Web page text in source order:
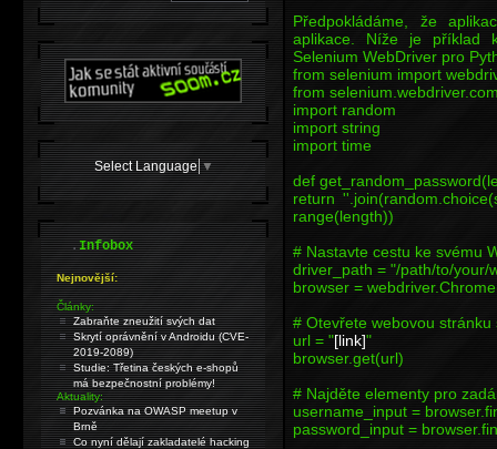
Předpokládáme, že
aplikace. Níže je příklad
Selenium WebDriver pro
from selenium import
from
import random
import string
import time
def
return
range(length))
# Nastavte cestu ke svému
driver_path = "/path/to/your/
browser =
# Otevřete webovou
url = "[link]"
browser.get(url)
# Najděte elementy pro
username_input =
password_input =
Select Language ▼
.Infobox
Nejnovější:
Články:
Zabraňte zneužití svých dat
Skrytí oprávnění v Androidu (CVE-
2019-2089)
Studie: Třetina českých e-shopů
má bezpečnostní problémy!
Aktuality:
Pozvánka na OWASP meetup v
Brně
Co nyní dělají zakladatelé hacking